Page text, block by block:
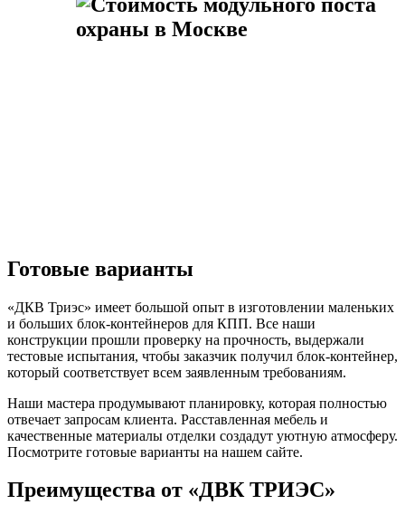
Готовые варианты
«ДКВ Триэс» имеет большой опыт в изготовлении маленьких
и больших блок-контейнеров для КПП. Все наши
конструкции прошли проверку на прочность, выдержали
тестовые испытания, чтобы заказчик получил блок-контейнер,
который соответствует всем заявленным требованиям.
Наши мастера продумывают планировку, которая полностью
отвечает запросам клиента. Расставленная мебель и
качественные материалы отделки создадут уютную атмосферу.
Посмотрите готовые варианты на нашем сайте.
Преимущества от «ДВК ТРИЭС»